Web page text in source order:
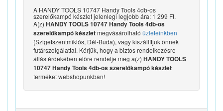
A HANDY TOOLS 10747 Handy Tools 4db-os
szerelőkampó készlet jelenlegi legjobb ára: 1 299 Ft.
A(z) HANDY TOOLS 10747 Handy Tools 4db-os
szerelőkampó készletmegvásárolható üzleteinkben
(Szigetszentmiklós, Dél-Buda), vagy kiszállítjuk önnek
futárszolgálattal. Kérjük, hogy a biztos rendelkezésre
állás érdekében előre rendelje meg a(z) HANDY TOOLS
10747 Handy Tools 4db-os szerelőkampó készlet
terméket webshopunkban!